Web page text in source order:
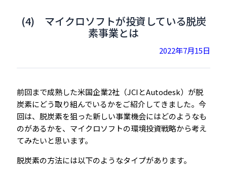
(4) マイクロソフトが投資している脱炭
素事業とは
2022年7月15日
前回まで成熟した米国企業2社（JCIとAutodesk）が脱
炭素にどう取り組んでいるかをご紹介してきました。今
回は、脱炭素を狙った新しい事業機会にはどのようなも
のがあるかを、マイクロソフトの環境投資戦略から考え
てみたいと思います。
脱炭素の方法には以下のようなタイプがあります。